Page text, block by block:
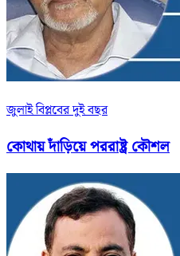
জুলাই বিপ্লবের দুই বছর
কোথায় দাঁড়িয়ে পররাষ্ট্র কৌশল